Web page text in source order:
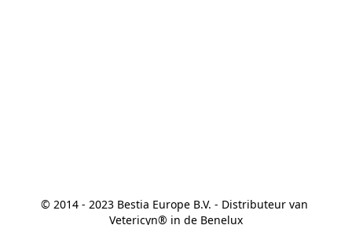
© 2014 - 2023 Bestia Europe B.V. - Distributeur van
Vetericyn® in de Benelux